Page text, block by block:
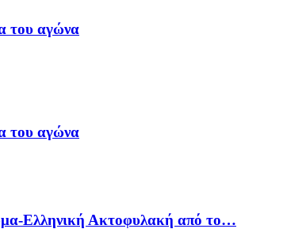
του αγώνα
του αγώνα
Ελληνική Ακτοφυλακή από το…